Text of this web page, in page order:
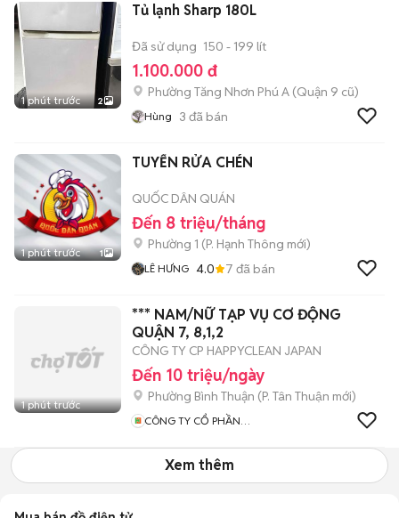
1 phút trước 2
Tủ lạnh Sharp 180L
Đã sử dụng 150 - 199 lít
1.100.000 đ
Phường Tăng Nhơn Phú A (Quận 9 cũ)
Hùng 3 đã bán
1 phút trước 1
TUYỂN RỬA CHÉN
QUỐC DÂN QUÁN
Đến 8 triệu/tháng
Phường 1 (P. Hạnh Thông mới)
LÊ HƯNG 4.0 7 đã bán
1 phút trước
*** NAM/NỮ TẠP VỤ CƠ ĐỘNG
QUẬN 7, 8,1,2
CÔNG TY CP HAPPYCLEAN JAPAN
Đến 10 triệu/ngày
Phường Bình Thuận (P. Tân Thuận mới)
CÔNG TY CỔ PHẦN
Xem thêm